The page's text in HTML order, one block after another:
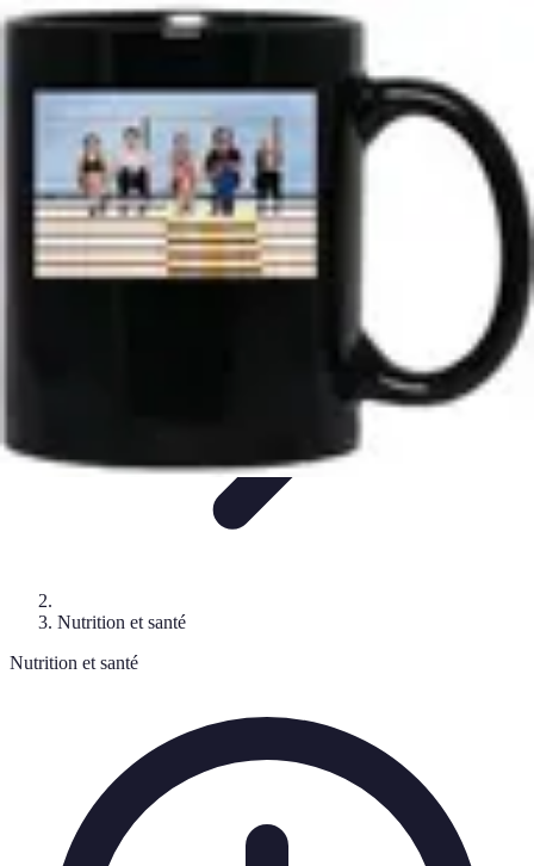
Guide Fruits de Mer
Préparation et Techniques
Guide Fruits de Mer
Nutrition et santé
Nutrition et santé